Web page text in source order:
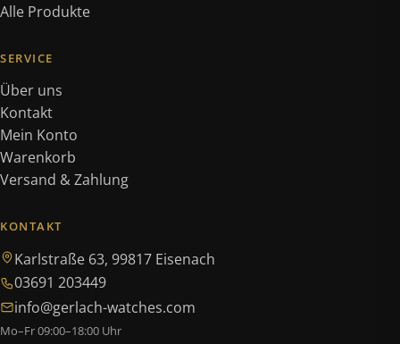
Alle Produkte
SERVICE
Über uns
Kontakt
Mein Konto
Warenkorb
Versand & Zahlung
KONTAKT
Karlstraße 63, 99817 Eisenach
03691 203449
info@gerlach-watches.com
Mo–Fr 09:00–18:00 Uhr